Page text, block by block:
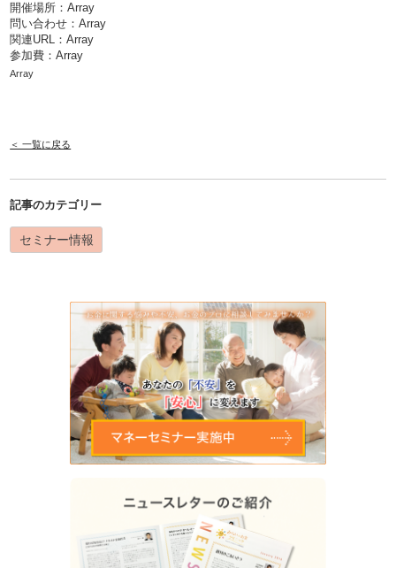
開催場所：Array
問い合わせ：Array
関連URL：Array
参加費：Array
Array
＜ 一覧に戻る
記事のカテゴリー
セミナー情報